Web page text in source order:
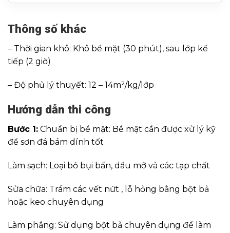
Thông số khác
– Thời gian khô: Khô bề mặt (30 phút), sau lớp kế
tiếp (2 giờ)
– Độ phủ lý thuyết: 12 – 14m²/kg/lớp
Hướng dẫn thi công
Bước 1: Chuẩn bị bề mặt: Bề mặt cần được xử lý kỹ
để sơn đá bám dính tốt
Làm sạch: Loại bỏ bụi bẩn, dầu mỡ và các tạp chất
Sửa chữa: Trám các vết nứt , lỗ hỏng bằng bột bả
hoặc keo chuyên dụng
Làm phẳng: Sử dụng bột bả chuyên dụng để làm